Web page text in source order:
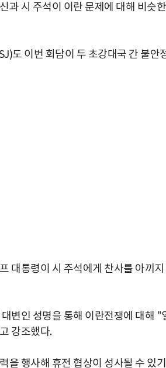
과 시 주석이 이란 문제에 대해 비슷
도 이번 회담이 두 초강대국 간 불
대통령이 시 주석에게 찬사를 아끼
변인 성명을 통해 이란전쟁에 대해
강조했다.
을 행사해 휴전 협상이 성사될 수 있